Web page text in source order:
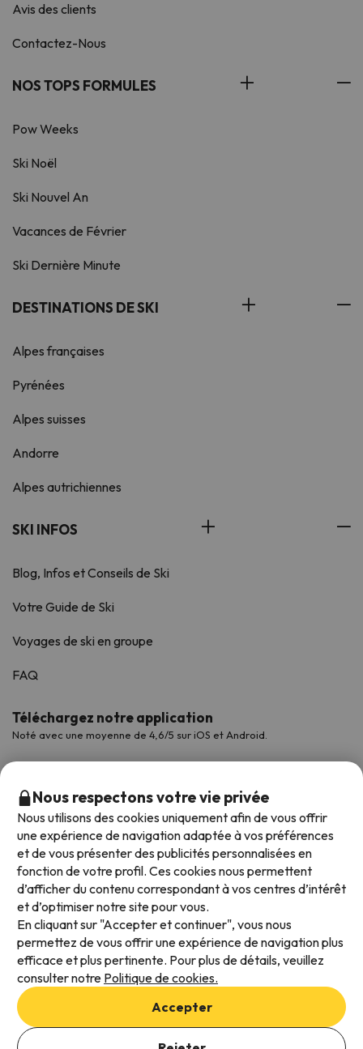
Ajouter des dates pour vérifier la disponibilité
Avis des clients
Contactez-Nous
NOS TOPS FORMULES
Pow Weeks
Ski Noël
Ski Nouvel An
Vacances de Février
Ski Dernière Minute
DESTINATIONS DE SKI
Alpes françaises
Pyrénées
Alpes suisses
Andorre
Alpes autrichiennes
SKI INFOS
Blog, Infos et Conseils de Ski
Votre Guide de Ski
Voyages de ski en groupe
FAQ
Téléchargez notre application
Noté avec une moyenne de 4,6/5 sur iOS et Android.
Modes de paiement disponibles
Conditions générales d'utilisation
Protection des données
Politique en matière de cookies
Nous respectons votre vie privée
Nous utilisons des cookies uniquement afin de vous offrir
une expérience de navigation adaptée à vos préférences
et de vous présenter des publicités personnalisées en
fonction de votre profil. Ces cookies nous permettent
d’afficher du contenu correspondant à vos centres d’intérêt
et d’optimiser notre site pour vous.
En cliquant sur "Accepter et continuer", vous nous
permettez de vous offrir une expérience de navigation plus
efficace et plus pertinente. Pour plus de détails, veuillez
consulter notre Politique de cookies.
Accepter